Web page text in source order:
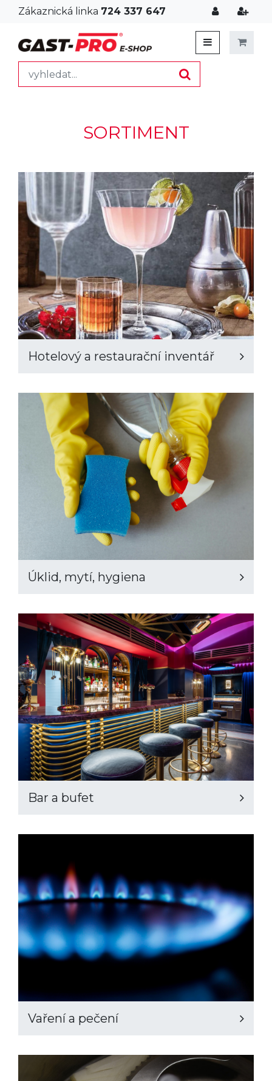
Zákaznická linka 724 337 647
SORTIMENT
Hotelový a restaurační inventář
Úklid, mytí, hygiena
Bar a bufet
Vaření a pečení